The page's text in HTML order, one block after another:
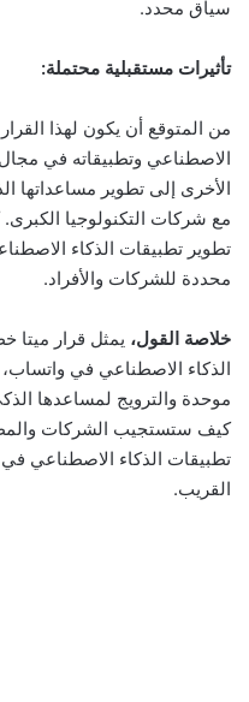
سياق محدد.
تأثيرات مستقبلية محتملة:
من المتوقع أن يكون لهذا
الاصطناعي وتطبيقاته في
الأخرى إلى تطوير مساعداتها
مع شركات التكنولوجيا
تطوير تطبيقات الذكاء
محددة للشركات والأفراد.
خلاصة القول، يمثل قرار ميتا
الذكاء الاصطناعي في
كيف ستستجيب الشركات
تطبيقات الذكاء الاصطناعي
القريب.